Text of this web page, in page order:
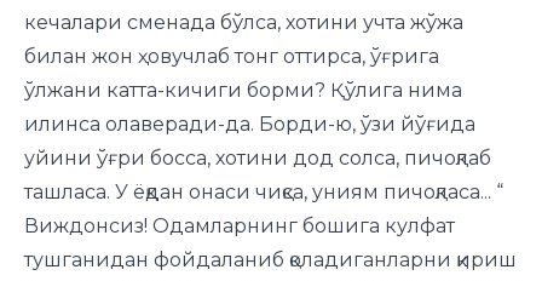
кечалари сменада бўлса, хотини учта жўжа
билан жон ҳовучлаб тонг оттирса, ўғрига
ўлжани катта-кичиги борми? Қўлига нима
илинса олаверади-да. Борди-ю, ўзи йўғида
уйини ўғри босса, хотини дод солса, пичоқлаб
ташласа. У ёқдан онаси чиқса, униям пичоқласа... “
Виждонсиз! Одамларнинг бошига кулфат
тушганидан фойдаланиб қоладиганларни қириш